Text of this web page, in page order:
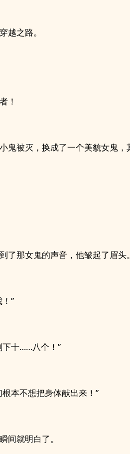
越之路。
！
鬼被灭，换成了一个美貌女鬼，
了那女鬼的声音，他皱起了眉头
”
下十……八个！”
本不想把身体献出来！”
间就明白了。